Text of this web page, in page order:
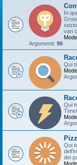
In
vari
Argomenti: 96
Qui
Qui
Time!
Qui
dei